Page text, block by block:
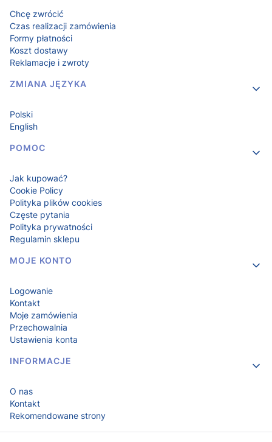
Chcę zwrócić
Czas realizacji zamówienia
Formy płatności
Koszt dostawy
Reklamacje i zwroty
ZMIANA JĘZYKA
Polski
English
POMOC
Jak kupować?
Cookie Policy
Polityka plików cookies
Częste pytania
Polityka prywatności
Regulamin sklepu
MOJE KONTO
Logowanie
Kontakt
Moje zamówienia
Przechowalnia
Ustawienia konta
INFORMACJE
O nas
Kontakt
Rekomendowane strony